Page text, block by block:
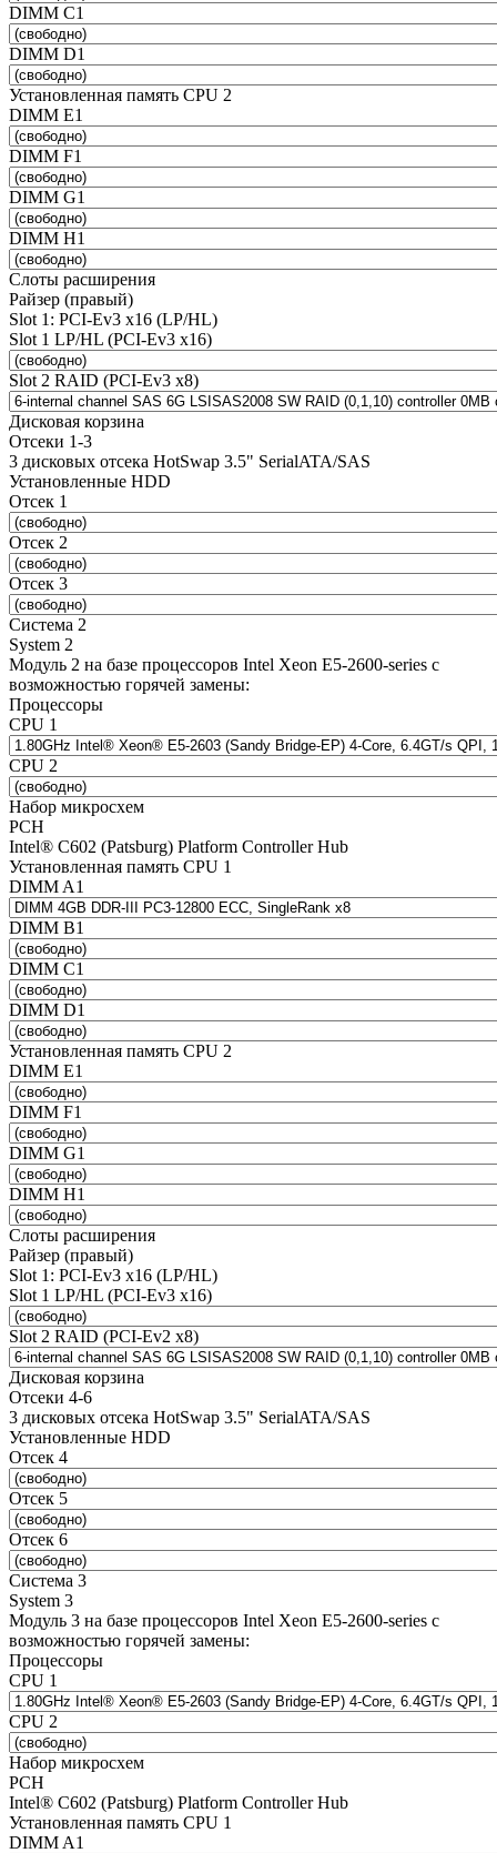
DIMM C1
DIMM D1
Установленная память CPU 2
DIMM E1
DIMM F1
DIMM G1
DIMM H1
Слоты расширения
Райзер (правый)
Slot 1: PCI-Ev3 x16 (LP/HL)
Slot 1 LP/HL (PCI-Ev3 x16)
Slot 2 RAID (PCI-Ev3 x8)
Дисковая корзина
Отсеки 1-3
3 дисковых отсека HotSwap 3.5" SerialATA/SAS
Установленные HDD
Отсек 1
Отсек 2
Отсек 3
Система 2
System 2
Модуль 2 на базе процессоров Intel Xeon E5-2600-series с
возможностью горячей замены:
Процессоры
CPU 1
CPU 2
Набор микросхем
PCH
Intel® C602 (Patsburg) Platform Controller Hub
Установленная память CPU 1
DIMM A1
DIMM B1
DIMM C1
DIMM D1
Установленная память CPU 2
DIMM E1
DIMM F1
DIMM G1
DIMM H1
Слоты расширения
Райзер (правый)
Slot 1: PCI-Ev3 x16 (LP/HL)
Slot 1 LP/HL (PCI-Ev3 x16)
Slot 2 RAID (PCI-Ev2 x8)
Дисковая корзина
Отсеки 4-6
3 дисковых отсека HotSwap 3.5" SerialATA/SAS
Установленные HDD
Отсек 4
Отсек 5
Отсек 6
Система 3
System 3
Модуль 3 на базе процессоров Intel Xeon E5-2600-series с
возможностью горячей замены:
Процессоры
CPU 1
CPU 2
Набор микросхем
PCH
Intel® C602 (Patsburg) Platform Controller Hub
Установленная память CPU 1
DIMM A1